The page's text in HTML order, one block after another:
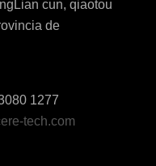
cun, qiaotou
de
1277
tech.com